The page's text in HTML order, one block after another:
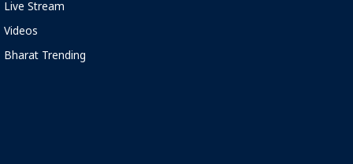
Live Stream
Videos
Bharat Trending